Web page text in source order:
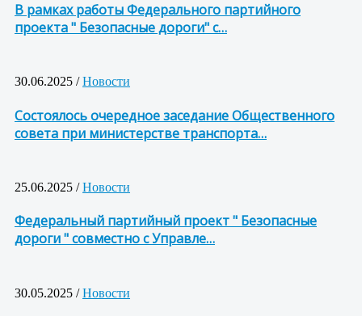
В рамках работы Федерального партийного
проекта " Безопасные дороги" с…
30.06.2025 /Новости
Состоялось очередное заседание Общественного
совета при министерстве транспорта…
25.06.2025 /Новости
Федеральный партийный проект " Безопасные
дороги " совместно с Управле…
30.05.2025 /Новости